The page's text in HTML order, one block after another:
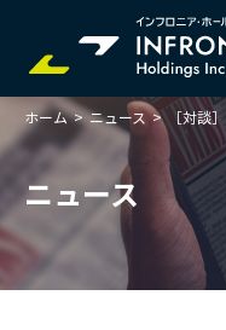
企業情報
トップメッセージ
岐べログ
IR情報
株主・投資家の皆様へ
業績ハイライト
サステナビリティ
トップメッセージ
ホーム > ニュース >
ニュース